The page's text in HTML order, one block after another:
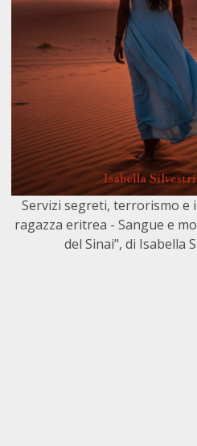
Servizi segreti, terrorismo e
ragazza eritrea - Sangue e
del Sinai", di Isabella